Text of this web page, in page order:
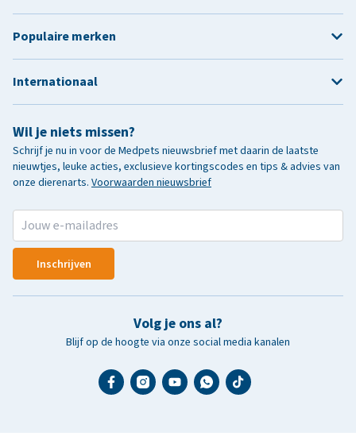
Wil je niets missen?
Schrijf je nu in voor de Medpets nieuwsbrief met daarin de laatste
nieuwtjes, leuke acties, exclusieve kortingscodes en tips & advies van
onze dierenarts. Voorwaarden nieuwsbrief
Inschrijven
Volg je ons al?
Blijf op de hoogte via onze social media kanalen
Populaire merken
Internationaal